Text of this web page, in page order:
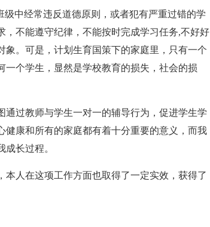
中经常违反道德原则，或者犯有严重过错的学
不能遵守纪律，不能按时完成学习任务,不好好
。可是，计划生育国策下的家庭里，只有一个
个学生，显然是学校教育的损失，社会的损
过教师与学生一对一的辅导行为，促进学生学
康和所有的家庭都有着十分重要的意义，而我
长过程。
人在这项工作方面也取得了一定实效，获得了